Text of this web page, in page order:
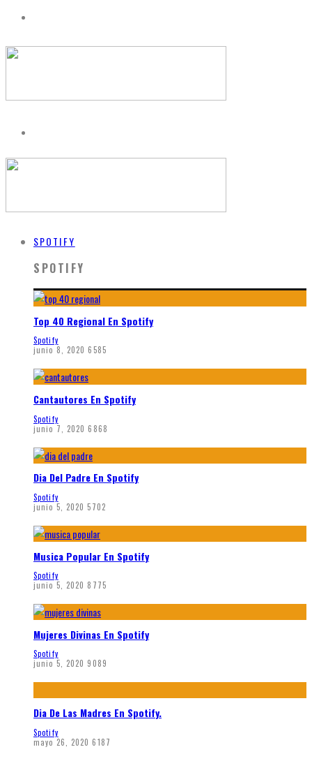
SPOTIFY
SPOTIFY
Top 40 Regional En Spotify
Spotify
junio 8, 2020 6585
Cantautores En Spotify
Spotify
junio 7, 2020 6868
Dia Del Padre En Spotify
Spotify
junio 5, 2020 5702
Musica Popular En Spotify
Spotify
junio 5, 2020 8775
Mujeres Divinas En Spotify
Spotify
junio 5, 2020 9089
Dia De Las Madres En Spotify.
Spotify
mayo 26, 2020 6187